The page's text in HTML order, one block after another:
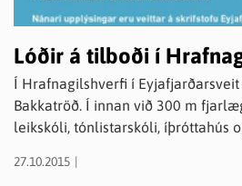
Lóðir á tilboði í
Í Hrafnagilshverfi í
Bakkatröð. Í innan við 300 m
leikskóli, tónlistarskóli, íþróttahús
rúmlega 1000 manns bæði í
27.10.2015